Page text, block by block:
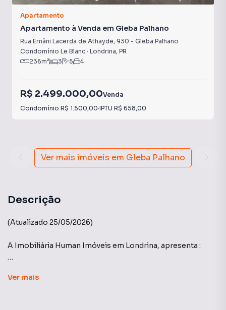
Apartamento
Apartamento à Venda em Gleba Palhano
Rua Ernâni Lacerda de Athayde, 930 - Gleba Palhano
Condomínio Le Blanc · Londrina, PR
236m² 3 5 4
R$ 2.499.000,00Venda
Condomínio R$ 1.500,00·IPTU R$ 658,00
Ver mais imóveis em Gleba Palhano
Descrição
(Atualizado 25/05/2026)
A Imobiliária Human Imóveis em Londrina, apresenta :
Ver mais